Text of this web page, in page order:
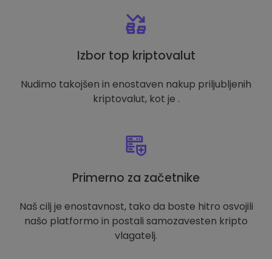
Izbor top kriptovalut
Nudimo takojšen in enostaven nakup priljubljenih
kriptovalut, kot je .
Primerno za začetnike
Naš cilj je enostavnost, tako da boste hitro osvojili
našo platformo in postali samozavesten kripto
vlagatelj.